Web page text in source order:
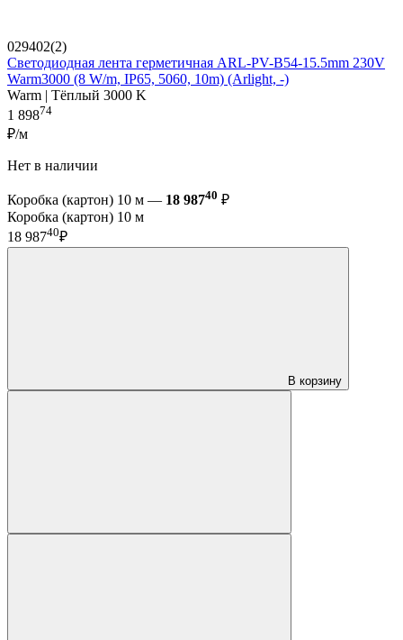
029402(2)
Светодиодная лента герметичная ARL-PV-B54-15.5mm 230V
Warm3000 (8 W/m, IP65, 5060, 10m) (Arlight, -)
Warm | Тёплый 3000 K
1 89874
₽/м
Нет в наличии
Коробка (картон) 10 м — 18 98740 ₽
Коробка (картон) 10 м
18 98740₽
В корзину